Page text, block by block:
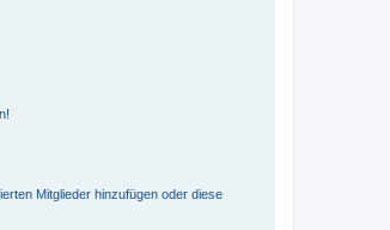
Mitglieder hinzufügen oder diese